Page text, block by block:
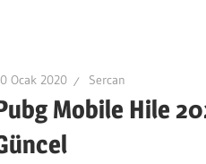
Ocak 2020 Sercan
Mobile Hile